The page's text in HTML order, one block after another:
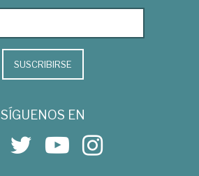
SUSCRIBIRSE
SÍGUENOS EN